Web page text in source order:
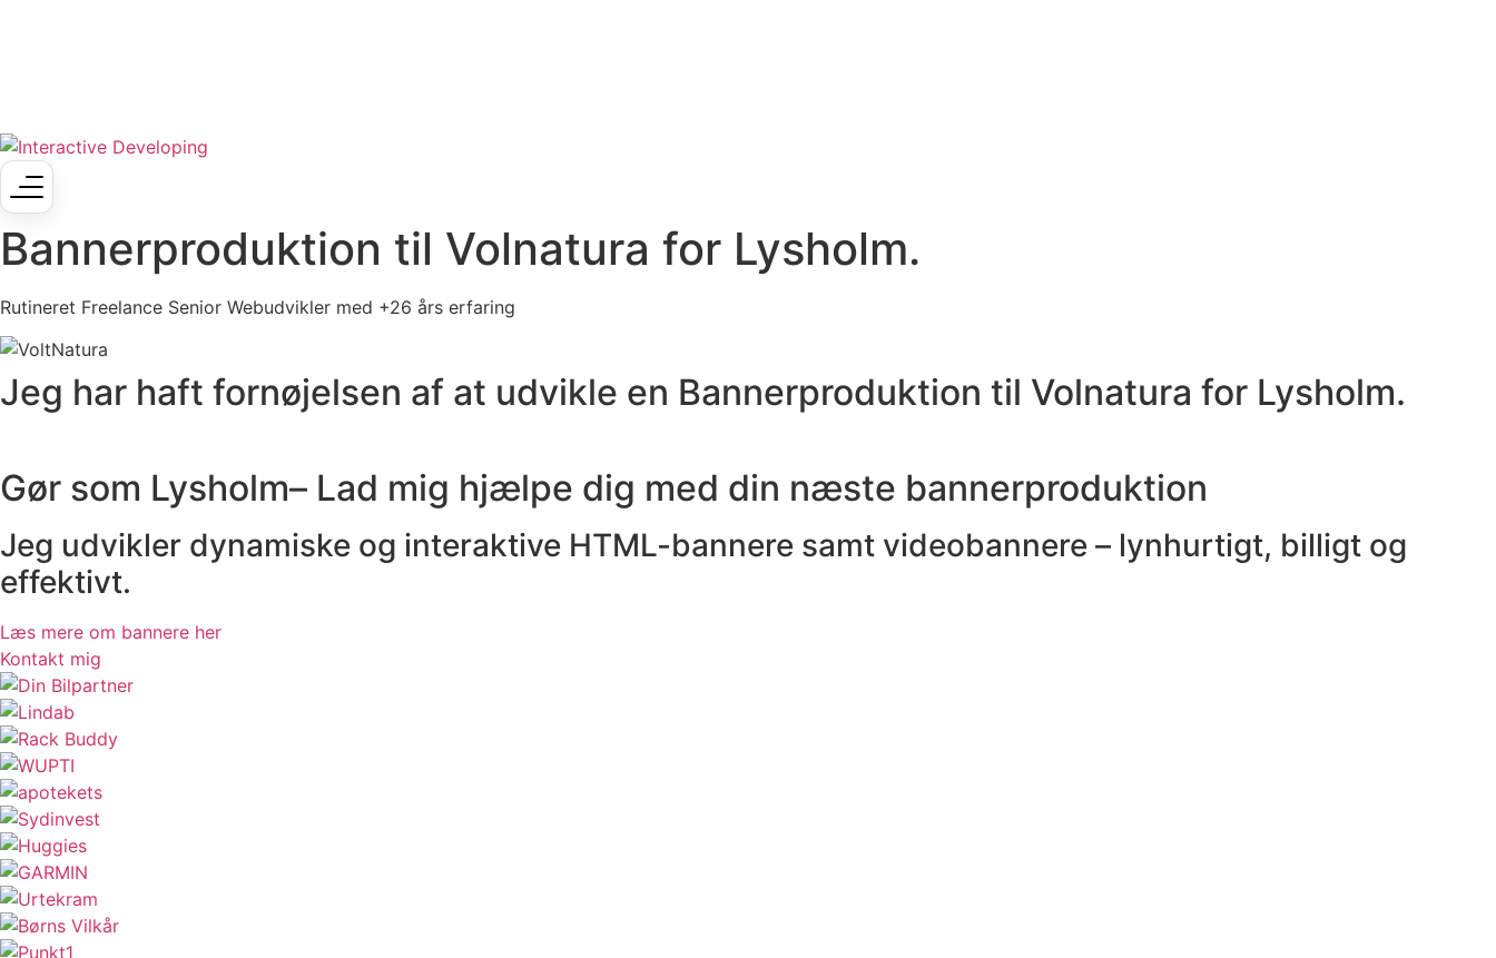
Bannerproduktion til Volnatura for Lysholm.
Rutineret Freelance Senior Webudvikler med +26 års erfaring
Jeg har haft fornøjelsen af at udvikle en Bannerproduktion til Volnatura for Lysholm.
Gør som Lysholm– Lad mig hjælpe dig med din næste bannerproduktion
Jeg udvikler dynamiske og interaktive HTML-bannere samt videobannere – lynhurtigt, billigt og
effektivt.
Læs mere om bannere her
Kontakt mig